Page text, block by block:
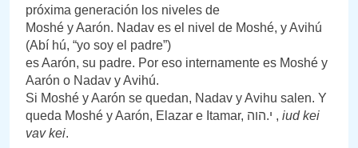
próxima generación los niveles de
Moshé y Aarón. Nadav es el nivel de Moshé, y Avihú
(Abí hú, “yo soy el padre”)
es Aarón, su padre. Por eso internamente es Moshé y
Aarón o Nadav y Avihú.
Si Moshé y Aarón se quedan, Nadav y Avihu salen. Y
queda Moshé y Aarón, Elazar e Itamar, י.הוה , iud kei
vav kei.